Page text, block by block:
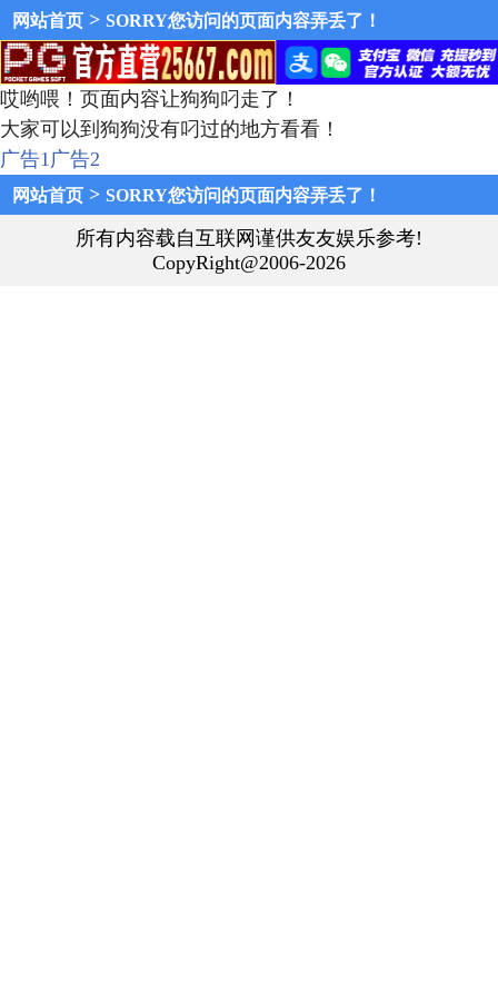
网站首页 > SORRY您访问的页面内容弄丢了！
哎哟喂！页面内容让狗狗叼走了！
大家可以到狗狗没有叼过的地方看看！
广告1广告2
网站首页 > SORRY您访问的页面内容弄丢了！
所有内容载自互联网谨供友友娱乐参考!
CopyRight@2006-2026